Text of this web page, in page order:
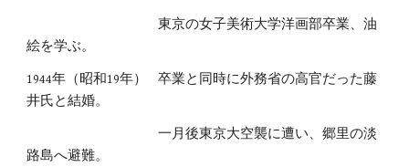
東京の女子美術大学洋画部卒業、油
絵を学ぶ。
1944年（昭和19年）
卒業と同時に外務省の高官だった藤
井氏と結婚。
一月後東京大空襲に遭い、郷里の淡
路島へ避難。